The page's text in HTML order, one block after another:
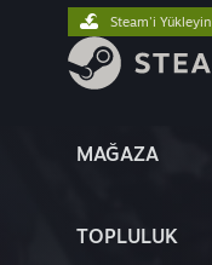
MAĞAZA
TOPLULUK
Steam'i Yükleyin